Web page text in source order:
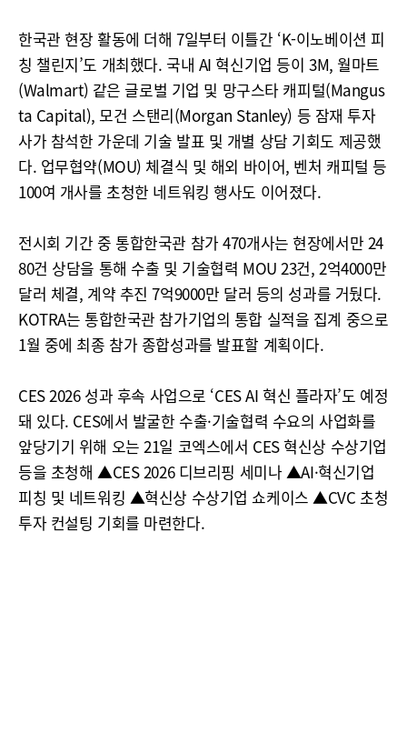
한국관 현장 활동에 더해 7일부터 이틀간 ‘K-이노베이션 피
칭 챌린지’도 개최했다. 국내 AI 혁신기업 등이 3M, 월마트
(Walmart) 같은 글로벌 기업 및 망구스타 캐피털(Mangus
ta Capital), 모건 스탠리(Morgan Stanley) 등 잠재 투자
사가 참석한 가운데 기술 발표 및 개별 상담 기회도 제공했
다. 업무협약(MOU) 체결식 및 해외 바이어, 벤처 캐피털 등
100여 개사를 초청한 네트워킹 행사도 이어졌다.
전시회 기간 중 통합한국관 참가 470개사는 현장에서만 24
80건 상담을 통해 수출 및 기술협력 MOU 23건, 2억4000만
달러 체결, 계약 추진 7억9000만 달러 등의 성과를 거뒀다.
KOTRA는 통합한국관 참가기업의 통합 실적을 집계 중으로
1월 중에 최종 참가 종합성과를 발표할 계획이다.
CES 2026 성과 후속 사업으로 ‘CES AI 혁신 플라자’도 예정
돼 있다. CES에서 발굴한 수출·기술협력 수요의 사업화를
앞당기기 위해 오는 21일 코엑스에서 CES 혁신상 수상기업
등을 초청해 ▲CES 2026 디브리핑 세미나 ▲AI·혁신기업
피칭 및 네트워킹 ▲혁신상 수상기업 쇼케이스 ▲CVC 초청
투자 컨설팅 기회를 마련한다.